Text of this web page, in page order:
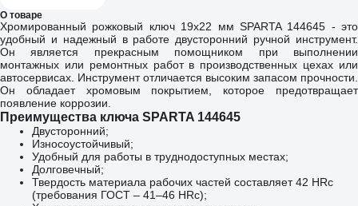
О товаре
Хромированный рожковый ключ 19х22 мм SPARTA 144645 - это
удобный и надежный в работе двусторонний ручной инструмент.
Он является прекрасным помощником при выполнении
монтажных или ремонтных работ в производственных цехах или
автосервисах. Инструмент отличается высоким запасом прочности.
Он обладает хромовым покрытием, которое предотвращает
появление коррозии.
Преимущества ключа SPARTA 144645
Двусторонний;
Износоустойчивый;
Удобный для работы в труднодоступных местах;
Долговечный;
Твердость материала рабочих частей составляет 42 HRc
(требования ГОСТ – 41–46 HRc);